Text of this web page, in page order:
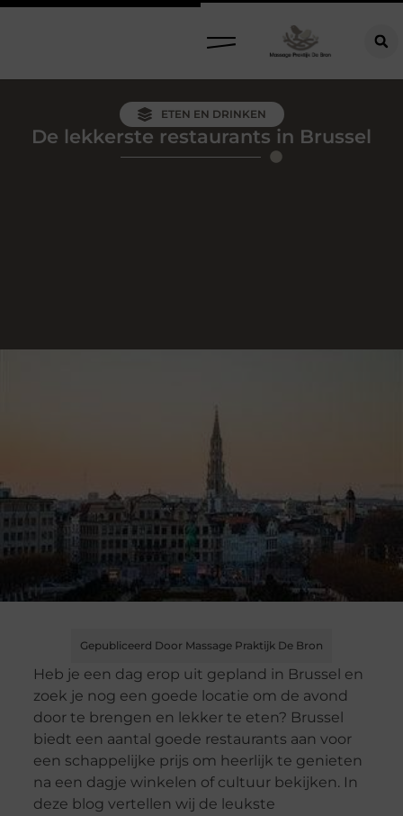
ETEN EN DRINKEN
De lekkerste restaurants in Brussel
Gepubliceerd Door Massage Praktijk De Bron
Heb je een dag erop uit gepland in Brussel en
zoek je nog een goede locatie om de avond
door te brengen en lekker te eten? Brussel
biedt een aantal goede restaurants aan voor
een schappelijke prijs om heerlijk te genieten
na een dagje winkelen of cultuur bekijken. In
deze blog vertellen wij de leukste